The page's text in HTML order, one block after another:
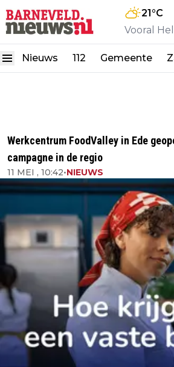
21°C
Vooral
Nieuws 112 Gemeente
Werkcentrum FoodValley in Ede
campagne in de regio
11 MEI , 10:42•NIEUWS